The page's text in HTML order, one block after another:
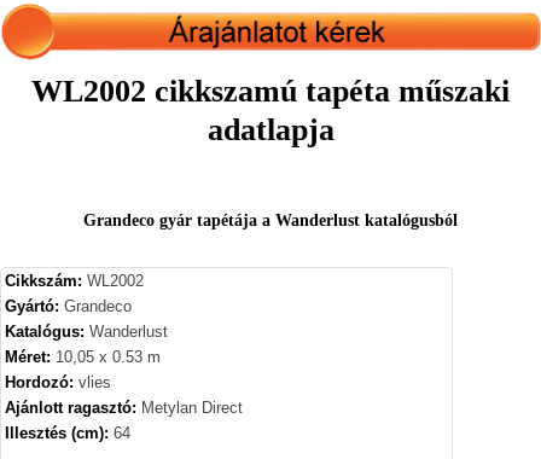
WL2002 cikkszamú tapéta műszaki
adatlapja
Grandeco gyár tapétája a Wanderlust katalógusból
Cikkszám: WL2002
Gyártó: Grandeco
Katalógus: Wanderlust
Méret: 10,05 x 0.53 m
Hordozó: vlies
Ajánlott ragasztó: Metylan Direct
Illesztés (cm): 64